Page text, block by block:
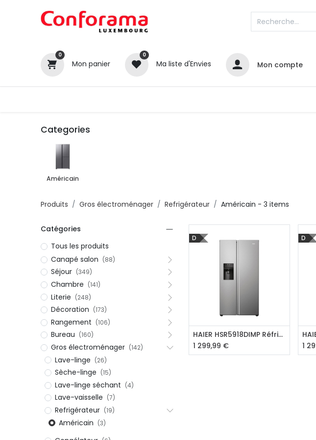
0
Mon panier
0
Ma liste d'Envies Mon compte
Categories
Américain
Produits Gros électroménager Refrigérateur Américain - 3 items
Catégories
Tous les produits
Canapé salon (88)
Séjour (349)
Chambre (141)
Literie (248)
Décoration (173)
Rangement (106)
Bureau (160)
Gros électroménager (142)
Lave-linge (26)
Sèche-linge (15)
Lave-linge séchant (4)
Lave-vaisselle (7)
Refrigérateur (19)
Américain (3)
D
Ajouter au panier HAIER HSR5918DIMP Réfrigérateur US
1 299,99 €
D
1
Catégories
Canapé / Salon
Séjour
Gros électroménager
Tv , Son , multimédia
Programme de bureau
Décorations
Petit meubles
Mes commandes
Retrait gratuit en magasin
Hors offres partenaires